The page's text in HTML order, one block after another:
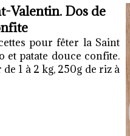
Valentin. Dos de
pour fêter la Saint
et patate douce confite.
1 à 2 kg, 250g de riz à